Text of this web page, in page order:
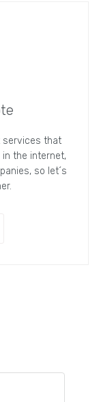
services that
the internet,
so let´s